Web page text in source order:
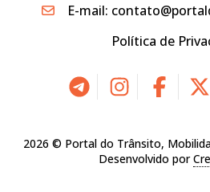
E-mail:
Política de
2026 © Portal do Trânsito,
Desenvolvido por